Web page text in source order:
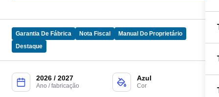
Garantia De Fábrica Nota Fiscal
Manual Do Proprietário
Destaque
2026 / 2027
Ano / fabricação
Azul
Cor